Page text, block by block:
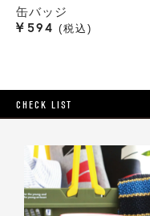
缶バッジ
¥ 594 税込
CHECK LIST